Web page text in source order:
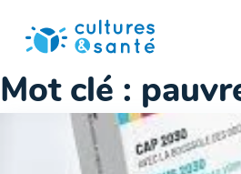
contenu
Mot clé :